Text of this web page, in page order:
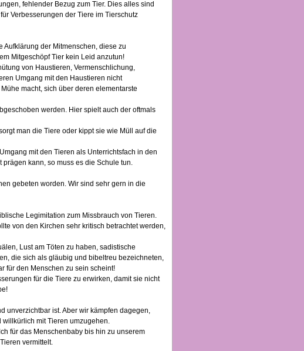
fehlender Bezug zum Tier. Dies alles sind
Verbesserungen der Tiere im Tierschutz
Aufklärung der Mitmenschen, diese zu
Mitgeschöpf Tier kein Leid anzutun!
von Haustieren, Vermenschlichung,
Umgang mit den Haustieren nicht
macht, sich über deren elementarste
werden. Hier spielt auch der oftmals
man die Tiere oder kippt sie wie Müll auf die
mit den Tieren als Unterrichtsfach in den
kann, so muss es die Schule tun.
gebeten worden. Wir sind sehr gern in die
Legimitation zum Missbrauch von Tieren.
von den Kirchen sehr kritisch betrachtet werden,
Lust am Töten zu haben, sadistische
die sich als gläubig und bibeltreu bezeichneten,
für den Menschen zu sein scheint!
für die Tiere zu erwirken, damit sie nicht
ist. Aber wir kämpfen dagegen,
mit Tieren umzugehen.
für das Menschenbaby bis hin zu unserem
vermittelt.